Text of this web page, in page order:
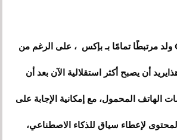
الحقيقة هي أن Grok ولد مرتبطًا تمامًا بـ بإكس ، على الرغم من
أن يصبح أكثر استقلالية الآن بعد أن
الهاتف المحمول، مع إمكانية الإجابة على
لإعطاء سياق للذكاء الاصطناعي،